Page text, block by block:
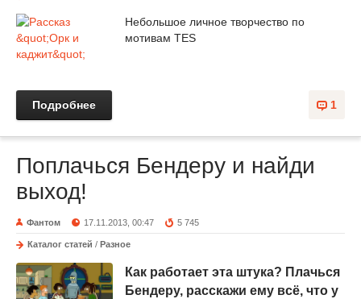
Небольшое личное творчество по
мотивам TES
1
Подробнее
Поплачься Бендеру и найди
выход!
Фантом 17.11.2013, 00:47 5 745
Каталог статей / Разное
Как работает эта штука? Плачься
Бендеру, расскажи ему всё, что у